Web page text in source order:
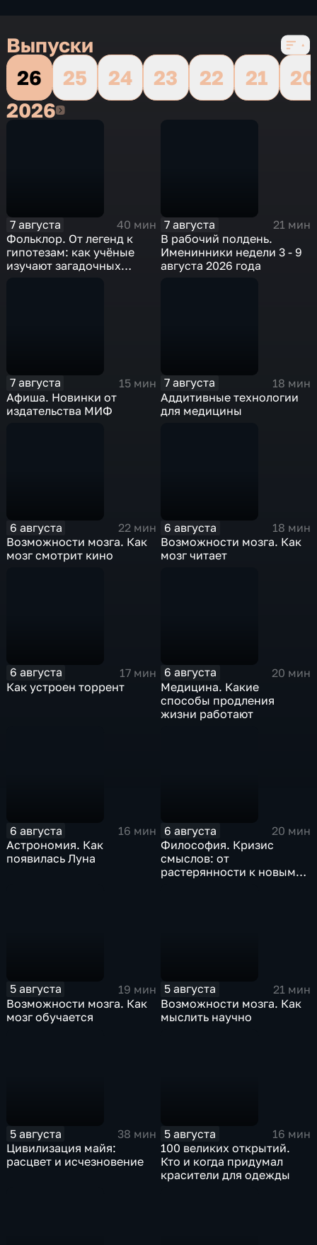
Выпуски
26
25 24 23 22 21
20
20262026
7 августа
40 мин
Фольклор. От легенд к
гипотезам: как учёные
изучают загадочных
7 августа
21 мин
В рабочий полдень.
Именинники недели 3 - 9
августа 2026 года
7 августа
15 мин
Афиша. Новинки от
издательства МИФ
7 августа
18 мин
Аддитивные технологии
для медицины
6 августа
22 мин
Возможности мозга. Как
мозг смотрит кино
6 августа
18 мин
Возможности мозга. Как
мозг читает
6 августа
17 мин
Как устроен торрент
6 августа
20 мин
Медицина. Какие
способы продления
жизни работают
6 августа
16 мин
Астрономия. Как
появилась Луна
6 августа
20 мин
Философия. Кризис
смыслов: от
растерянности к новым
5 августа
19 мин
Возможности мозга. Как
мозг обучается
5 августа
21 мин
Возможности мозга. Как
мыслить научно
5 августа
38 мин
Цивилизация майя:
расцвет и исчезновение
5 августа
16 мин
100 великих открытий.
Кто и когда придумал
красители для одежды